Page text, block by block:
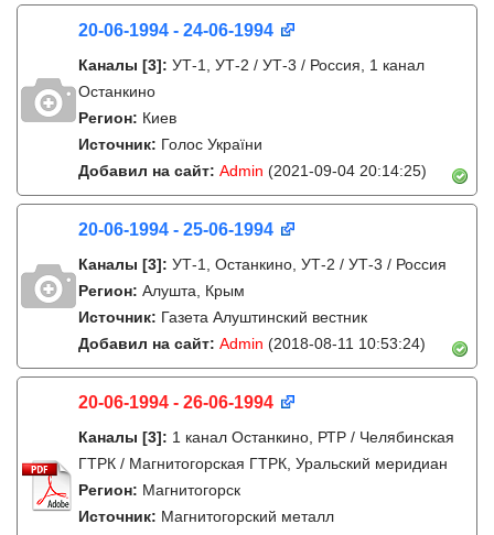
20-06-1994 - 24-06-1994
Каналы [3]: УТ-1, УТ-2 / УТ-3 / Россия, 1 канал
Останкино
Регион: Киев
Источник: Голос України
Добавил на сайт: Admin (2021-09-04 20:14:25)
20-06-1994 - 25-06-1994
Каналы [3]: УТ-1, Останкино, УТ-2 / УТ-3 / Россия
Регион: Алушта, Крым
Источник: Газета Алуштинский вестник
Добавил на сайт: Admin (2018-08-11 10:53:24)
20-06-1994 - 26-06-1994
Каналы [3]: 1 канал Останкино, РТР / Челябинская
ГТРК / Магнитогорская ГТРК, Уральский меридиан
Регион: Магнитогорск
Источник: Магнитогорский металл